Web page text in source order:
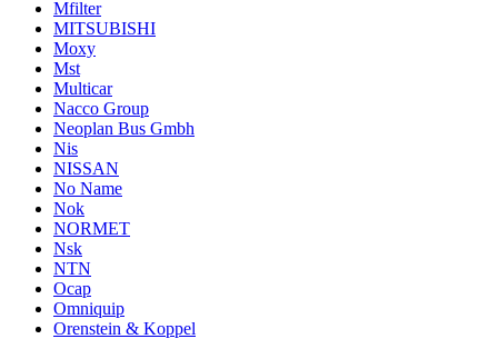
Mfilter
MITSUBISHI
Moxy
Mst
Multicar
Nacco Group
Neoplan Bus Gmbh
Nis
NISSAN
No Name
Nok
NORMET
Nsk
NTN
Ocap
Omniquip
Orenstein & Koppel